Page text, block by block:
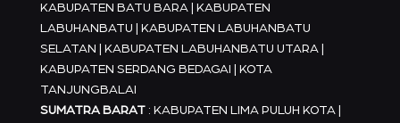
KABUPATEN BATU BARA | KABUPATEN
LABUHANBATU | KABUPATEN LABUHANBATU
SELATAN | KABUPATEN LABUHANBATU UTARA |
KABUPATEN SERDANG BEDAGAI | KOTA
TANJUNGBALAI
SUMATRA BARAT: KABUPATEN LIMA PULUH KOTA |